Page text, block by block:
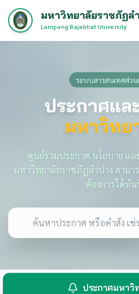
มหาวิทยาลัยราชภัฏล
Lampang Rajabhat University
ระบบสารสนเทศส่วน
ประกาศแล
มหาวิทย
ศูนย์รวมประกาศ นโยบาย แล
มหาวิทยาลัยราชภัฏลำปาง สาม
ต้องการได้ทั
ประกาศมหาวิ